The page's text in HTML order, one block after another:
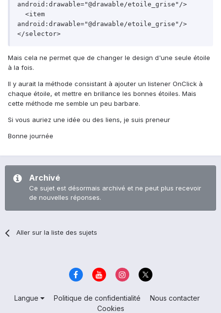
android:drawable="@drawable/etoile_grise"/>
android:drawable="@drawable/etoile_grise"/>
Mais cela ne permet que de changer le design d'une seule étoile
à la fois.
Il y aurait la méthode consistant à ajouter un listener OnClick à
chaque étoile, et mettre en brillance les bonnes étoiles. Mais
cette méthode me semble un peu barbare.
Si vous auriez une idée ou des liens, je suis preneur
Bonne journée
Archivé
Ce sujet est désormais archivé et ne peut plus recevoir
de nouvelles réponses.
Aller sur la liste des sujets
Langue Politique de confidentialité
Nous contacter
Cookies